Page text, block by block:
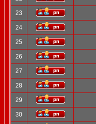
23
24
25
26
27
28
29
30